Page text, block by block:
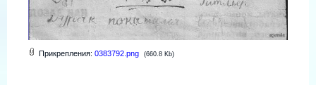
Прикрепления: 0383792.png (660.8 Kb)